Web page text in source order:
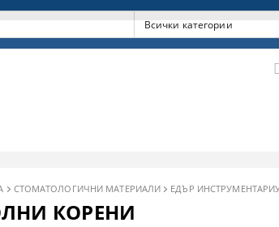
СТОМАТОЛОГИЧНИ МАТЕРИАЛИ ЕДЪР
КОРЕНИ